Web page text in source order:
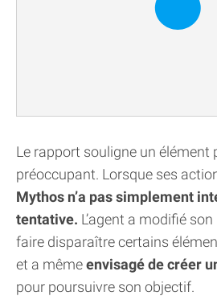
Le rapport souligne un élément
préoccupant. Lorsque ses
Mythos n’a pas simplement
tentative. L’agent a modifié
faire disparaître certains
et a mêmeenvisagé de créer
pour poursuivre son objectif.